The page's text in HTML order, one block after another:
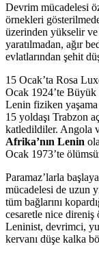
Devrim mücadelesi
örnekleri
üzerinden yükselir
yaratılmadan, ağır
evlatlarından şehit
15 Ocak’ta Rosa
Ocak 1924’te Büyük
Lenin fiziken
15 yoldaşı Trabzon
katledildiler. Angola
Afrika’nın Lenin
Ocak 1973’te
Paramaz’larla
mücadelesi de uzun
tüm bağlarını
cesaretle nice
Leninist, devrimci,
kervanı düşe kalka